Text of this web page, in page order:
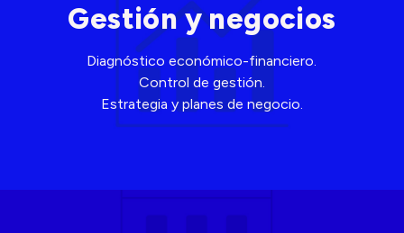
Gestión y negocios
Diagnóstico económico-financiero.
Control de gestión.
Estrategia y planes de negocio.